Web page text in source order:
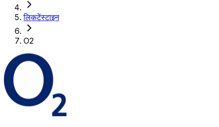
लिकटेंस्टाइन
O2